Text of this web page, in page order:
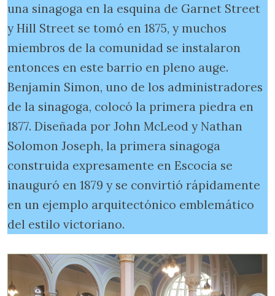
una sinagoga en la esquina de Garnet Street
y Hill Street se tomó en 1875, y muchos
miembros de la comunidad se instalaron
entonces en este barrio en pleno auge.
Benjamin Simon, uno de los administradores
de la sinagoga, colocó la primera piedra en
1877. Diseñada por John McLeod y Nathan
Solomon Joseph, la primera sinagoga
construida expresamente en Escocia se
inauguró en 1879 y se convirtió rápidamente
en un ejemplo arquitectónico emblemático
del estilo victoriano.